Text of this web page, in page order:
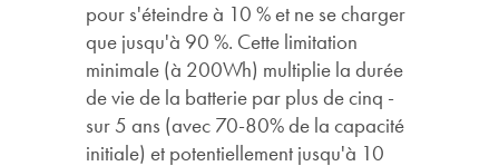
pour s'éteindre à 10 % et ne se charger
que jusqu'à 90 %. Cette limitation
minimale (à 200Wh) multiplie la durée
de vie de la batterie par plus de cinq -
sur 5 ans (avec 70-80% de la capacité
initiale) et potentiellement jusqu'à 10